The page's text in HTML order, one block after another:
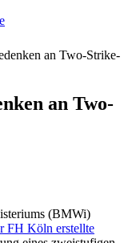
an Two-Strike-
an Two-
(BMWi)
FH Köln erstellte